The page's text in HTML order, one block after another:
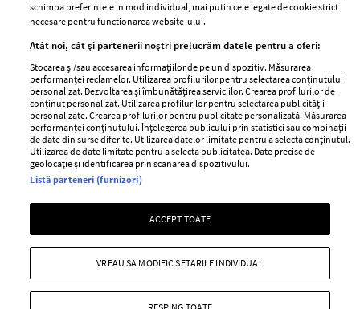
GSP
Unica
Baby
Retete
femei
Viva
Avantaje
Retete practice
Pariază responsabil! Decizia ONJN nr. 821/25.09.2025.
Jocurile de noroc sunt interzise minorilor.
Copyright © 2026 Ringier Romania SRL
schimba preferintele in mod individual, mai putin cele legate de cookie strict
necesare pentru functionarea website-ului.
Atât noi, cât și partenerii noștri prelucrăm datele pentru a oferi:
Stocarea și/sau accesarea informațiilor de pe un dispozitiv. Măsurarea
performanței reclamelor. Utilizarea profilurilor pentru selectarea conținutului
personalizat. Dezvoltarea și îmbunătățirea serviciilor. Crearea profilurilor de
conținut personalizat. Utilizarea profilurilor pentru selectarea publicității
personalizate. Crearea profilurilor pentru publicitate personalizată. Măsurarea
performanței conținutului. Înțelegerea publicului prin statistici sau combinații
de date din surse diferite. Utilizarea datelor limitate pentru a selecta conținutul.
Utilizarea de date limitate pentru a selecta publicitatea. Date precise de
geolocație și identificarea prin scanarea dispozitivului.
Listă parteneri (furnizori)
ACCEPT TOATE
VREAU SA MODIFIC SETARILE INDIVIDUAL